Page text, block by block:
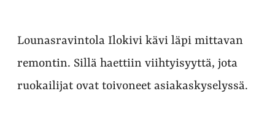
Lounasravintola Ilokivi kävi läpi mittavan
remontin. Sillä haettiin viihtyisyyttä, jota
ruokailijat ovat toivoneet asiakaskyselyssä.